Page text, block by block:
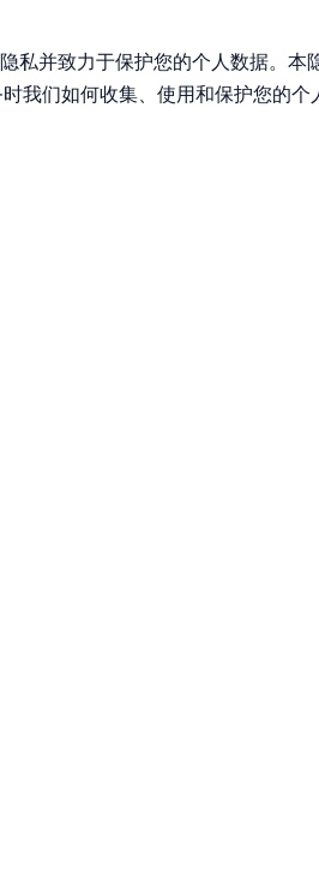
私并致力于保护您的个人数据。本
我们如何收集、使用和保护您的个